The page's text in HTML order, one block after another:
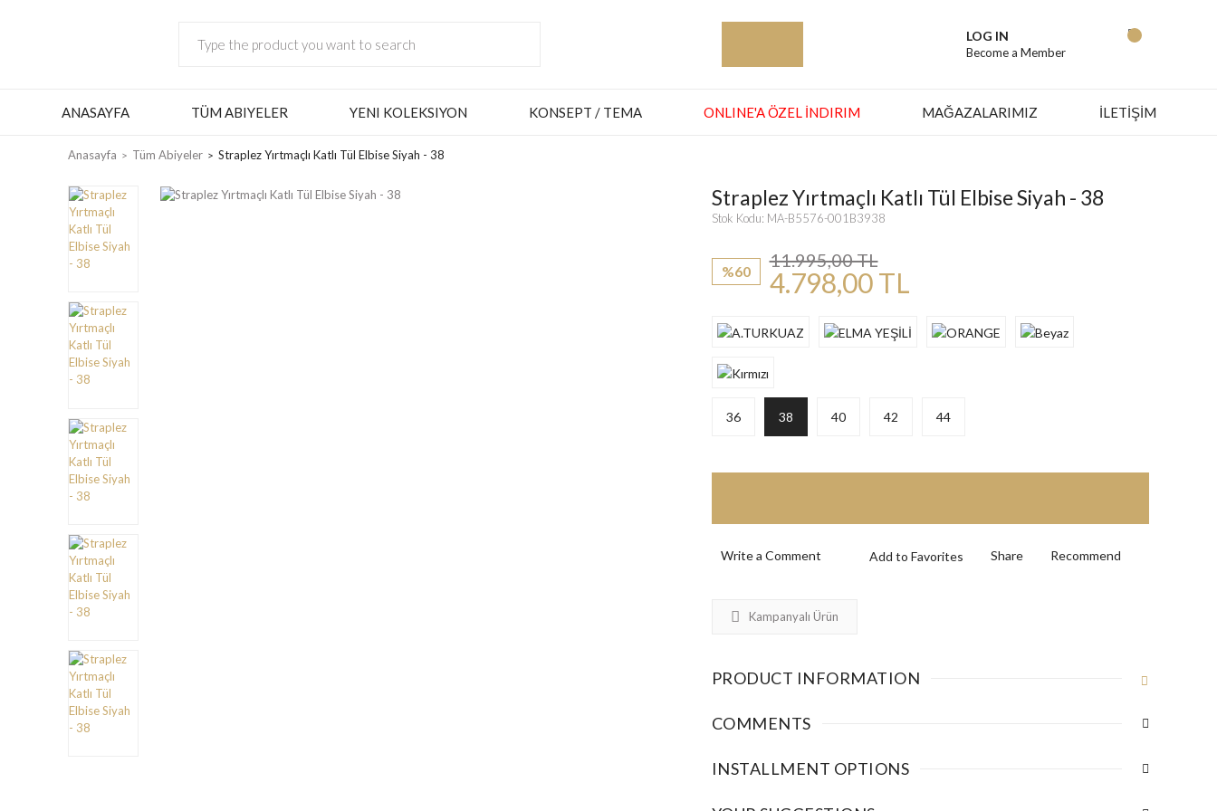
LOG IN
Become a Member
ANASAYFA TÜM ABIYELER YENI KOLEKSIYON KONSEPT / TEMA ONLINE'A ÖZEL İNDIRIM MAĞAZALARIMIZ İLETİŞİM
Anasayfa Tüm Abiyeler Straplez Yırtmaçlı Katlı Tül Elbise Siyah - 38
Straplez Yırtmaçlı Katlı Tül Elbise Siyah - 38
Stok Kodu: MA-B5576-001B3938
%60
11.995,00 TL
4.798,00 TL
36 38 40 42 44
Write a Comment Share Recommend
Kampanyalı Ürün
PRODUCT INFORMATION
COMMENTS
INSTALLMENT OPTIONS